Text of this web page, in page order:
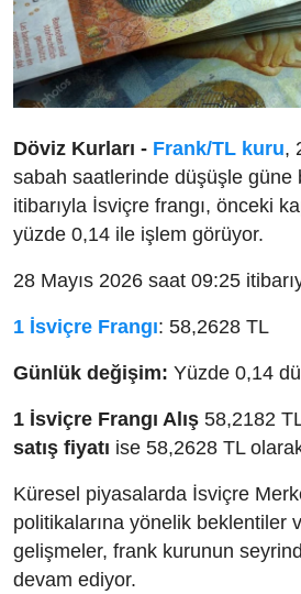
Döviz Kurları - Frank/TL kuru,
sabah saatlerinde düşüşle güne
itibarıyla İsviçre frangı, önceki
yüzde 0,14 ile işlem görüyor.
28 Mayıs 2026 saat 09:25
1 İsviçre Frangı: 58,2628 TL
Günlük değişim: Yüzde 0,14
1 İsviçre Frangı Alış 58,2182
satış fiyatı ise 58,2628 TL
Küresel piyasalarda İsviçre
politikalarına yönelik beklentiler
gelişmeler, frank kurunun
devam ediyor.